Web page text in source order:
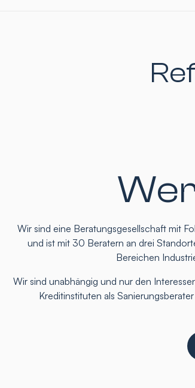
Wir sind eine Beratungsgesellschaft mit
und ist mit 30 Beratern an drei
Bereichen
Wir sind unabhängig und nur den
Kreditinstituten als